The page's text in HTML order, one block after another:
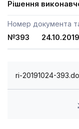
Рішення
Номер документа
№393 24.10.2019
ri-20191024-